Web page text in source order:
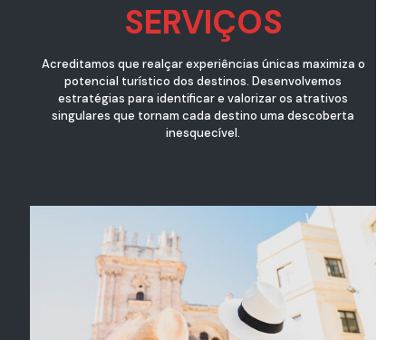
SERVIÇOS
Acreditamos que realçar experiências únicas maximiza o
potencial turístico dos destinos. Desenvolvemos
estratégias para identificar e valorizar os atrativos
singulares que tornam cada destino uma descoberta
inesquecível.